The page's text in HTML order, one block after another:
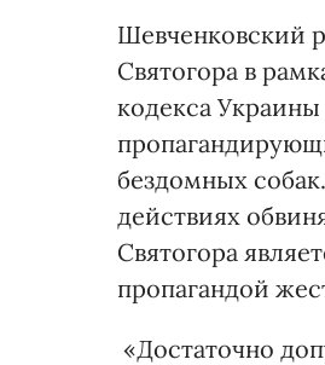
Шевченковский
Святогора в
кодекса
бездомных
действиях
Святогора
пропагандой
«Достаточно